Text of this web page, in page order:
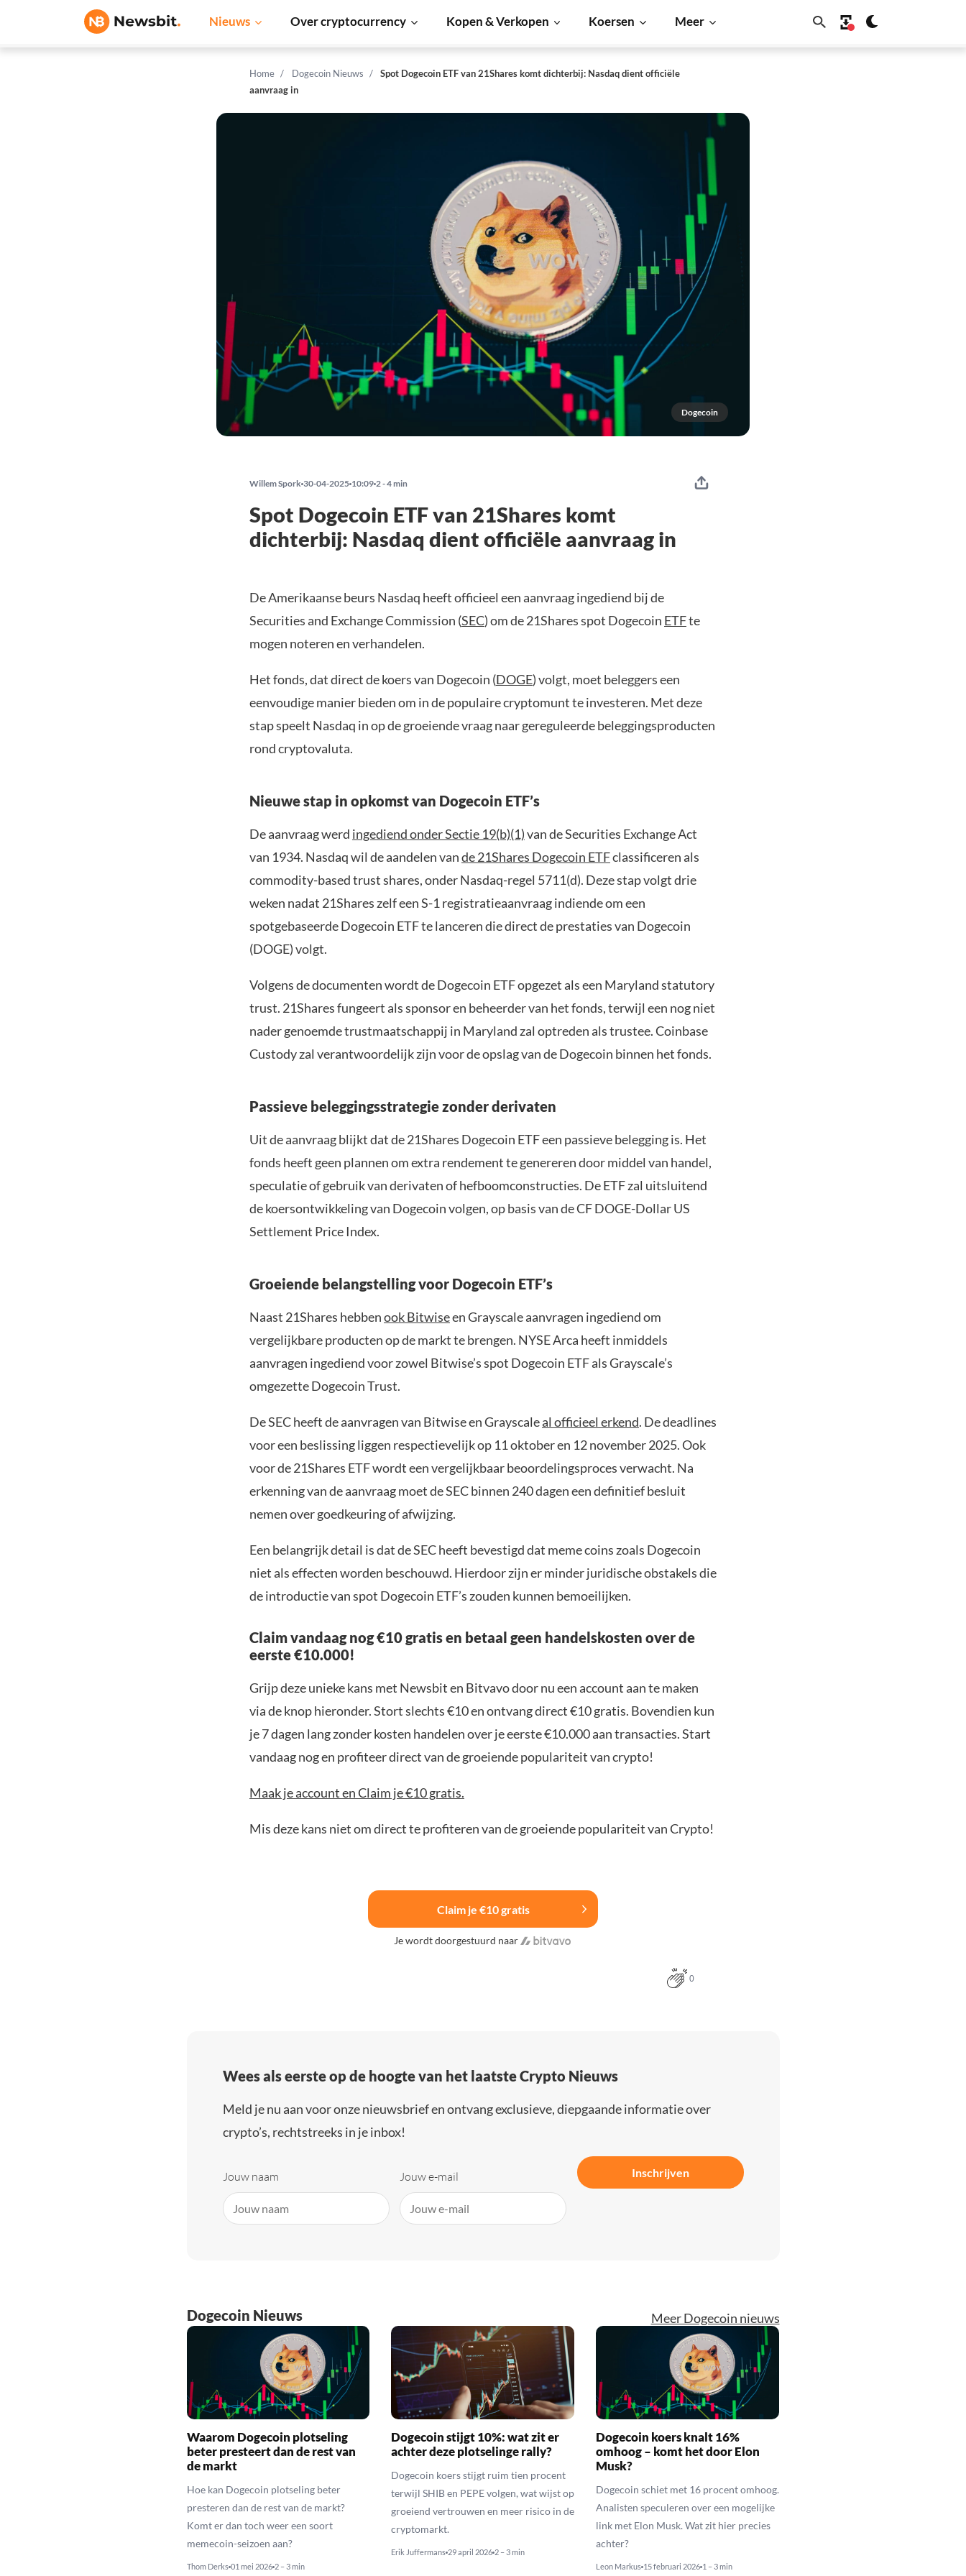
Nieuws Over cryptocurrency Kopen & Verkopen Koersen Meer
Home Dogecoin Nieuws
Spot Dogecoin ETF van 21Shares komt dichterbij: Nasdaq dient officiële
aanvraag in
Dogecoin
Willem Spork 30-04-2025 10:09 2 - 4 min
Spot Dogecoin ETF van 21Shares komt
dichterbij: Nasdaq dient officiële aanvraag in
De Amerikaanse beurs Nasdaq heeft officieel een aanvraag ingediend bij de
Securities and Exchange Commission (SEC) om de 21Shares spot Dogecoin ETFte
mogen noteren en verhandelen.
Het fonds, dat direct de koers van Dogecoin (DOGE) volgt, moet beleggers een
eenvoudige manier bieden om in de populaire cryptomunt te investeren. Met deze
stap speelt Nasdaq in op de groeiende vraag naar gereguleerde beleggingsproducten
rond cryptovaluta.
Nieuwe stap in opkomst van Dogecoin ETF’s
De aanvraag werd ingediend onder Sectie 19(b)(1)van de Securities Exchange Act
van 1934. Nasdaq wil de aandelen vande 21Shares Dogecoin ETFclassificeren als
commodity-based trust shares, onder Nasdaq-regel 5711(d). Deze stap volgt drie
weken nadat 21Shares zelf een S-1 registratieaanvraag indiende om een
spotgebaseerde Dogecoin ETF te lanceren die direct de prestaties van Dogecoin
(DOGE) volgt.
Volgens de documenten wordt de Dogecoin ETF opgezet als een Maryland statutory
trust. 21Shares fungeert als sponsor en beheerder van het fonds, terwijl een nog niet
nader genoemde trustmaatschappij in Maryland zal optreden als trustee. Coinbase
Custody zal verantwoordelijk zijn voor de opslag van de Dogecoin binnen het fonds.
Passieve beleggingsstrategie zonder derivaten
Uit de aanvraag blijkt dat de 21Shares Dogecoin ETF een passieve belegging is. Het
fonds heeft geen plannen om extra rendement te genereren door middel van handel,
speculatie of gebruik van derivaten of hefboomconstructies. De ETF zal uitsluitend
de koersontwikkeling van Dogecoin volgen, op basis van de CF DOGE-Dollar US
Settlement Price Index.
Groeiende belangstelling voor Dogecoin ETF’s
Naast 21Shares hebbenook Bitwiseen Grayscale aanvragen ingediend om
vergelijkbare producten op de markt te brengen. NYSE Arca heeft inmiddels
aanvragen ingediend voor zowel Bitwise’s spot Dogecoin ETF als Grayscale’s
omgezette Dogecoin Trust.
De SEC heeft de aanvragen van Bitwise en Grayscaleal officieel erkend. De deadlines
voor een beslissing liggen respectievelijk op 11 oktober en 12 november 2025. Ook
voor de 21Shares ETF wordt een vergelijkbaar beoordelingsproces verwacht. Na
erkenning van de aanvraag moet de SEC binnen 240 dagen een definitief besluit
nemen over goedkeuring of afwijzing.
Een belangrijk detail is dat de SEC heeft bevestigd dat meme coins zoals Dogecoin
niet als effecten worden beschouwd. Hierdoor zijn er minder juridische obstakels die
de introductie van spot Dogecoin ETF’s zouden kunnen bemoeilijken.
Claim vandaag nog €10 gratis en betaal geen handelskosten over de
eerste €10.000!
Grijp deze unieke kans met Newsbit en Bitvavo door nu een account aan te maken
via de knop hieronder. Stort slechts €10 en ontvang direct €10 gratis. Bovendien kun
je 7 dagen lang zonder kosten handelen over je eerste €10.000 aan transacties. Start
vandaag nog en profiteer direct van de groeiende populariteit van crypto!
Maak je account en Claim je €10 gratis.
Mis deze kans niet om direct te profiteren van de groeiende populariteit van Crypto!
Claim je €10 gratis
Je wordt doorgestuurd naar
0
Wees als eerste op de hoogte van het laatste Crypto Nieuws
Meld je nu aan voor onze nieuwsbrief en ontvang exclusieve, diepgaande informatie over
crypto’s, rechtstreeks in je inbox!
Jouw naam Jouw e-mail Inschrijven
Dogecoin Nieuws Meer Dogecoin nieuws
Waarom Dogecoin plotseling
beter presteert dan de rest van
de markt
Hoe kan Dogecoin plotseling beter
presteren dan de rest van de markt?
Komt er dan toch weer een soort
memecoin-seizoen aan?
Thom Derks 01 mei 2026 2 – 3 min
Dogecoin stijgt 10%: wat zit er
achter deze plotselinge rally?
Dogecoin koers stijgt ruim tien procent
terwijl SHIB en PEPE volgen, wat wijst op
groeiend vertrouwen en meer risico in de
cryptomarkt.
Erik Juffermans 29 april 2026 2 – 3 min
Dogecoin koers knalt 16%
omhoog – komt het door Elon
Musk?
Dogecoin schiet met 16 procent omhoog.
Analisten speculeren over een mogelijke
link met Elon Musk. Wat zit hier precies
achter?
Leon Markus 15 februari 2026 1 – 3 min